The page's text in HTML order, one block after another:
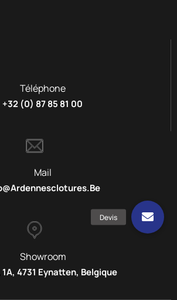
Téléphone
+32 (0) 87 85 81 00
Mail
Showroom
4731 Eynatten, Belgique